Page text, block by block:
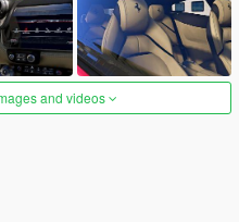
and videos